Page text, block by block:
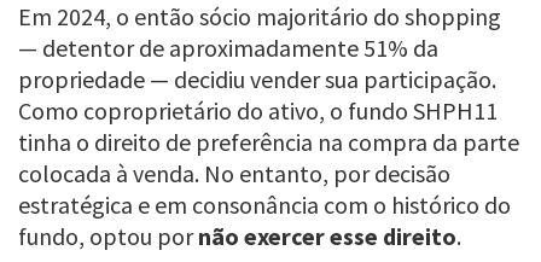
Em 2024, o então sócio majoritário do shopping
— detentor de aproximadamente 51% da
propriedade — decidiu vender sua participação.
Como coproprietário do ativo, o fundo SHPH11
tinha o direito de preferência na compra da parte
colocada à venda. No entanto, por decisão
estratégica e em consonância com o histórico do
fundo, optou pornão exercer esse direito.